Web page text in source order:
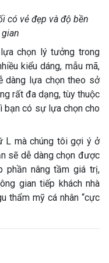
có vẻ đẹp và độ bền
chọn lý tưởng trong
kiểu dáng, mẫu mã,
dàng lựa chọn theo sở
rất đa dạng, tùy thuộc
bạn có sự lựa chọn cho
L mà chúng tôi gợi ý ở
sẽ dễ dàng chọn được
phần nâng tầm giá trị,
gian tiếp khách nhà
thẩm mỹ cá nhân “cực